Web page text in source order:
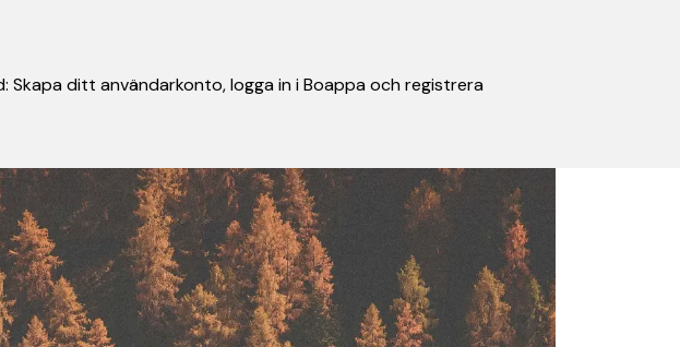
ditt användarkonto, logga in i Boappa och registrera